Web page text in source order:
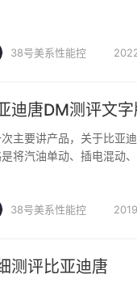
38号美系性能控
迪唐DM测评文字
主要讲产品，关于比亚
将汽油单动、插电混动
38号美系性能控
测评比亚迪唐